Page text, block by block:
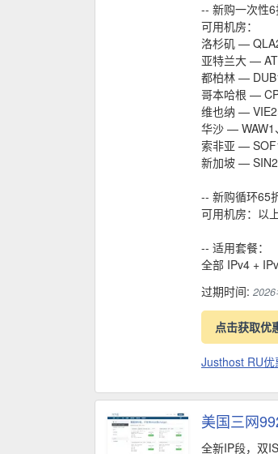
-- 新购一次性
可用机房：
洛杉矶 —
亚特兰大 —
都柏林 —
哥本哈根 —
维也纳 —
华沙 —
索非亚 —
新加坡 — SIN2
-- 新购循环65
可用机房：以
-- 适用套餐：
全部 IPv4 +
过期时间:
点击获取优
Justhost RU优
美国三网
全新IP段，双